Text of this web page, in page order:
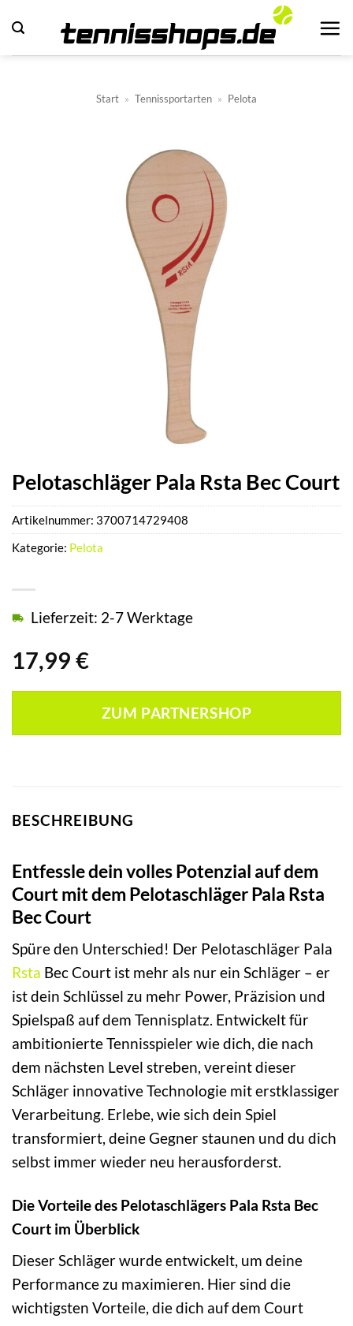
Inhalt
springen
Start » Tennissportarten » Pelota
Pelotaschläger Pala Rsta Bec Court
17,99 €
Lieferzeit: 2-7 Werktage
ZUM PARTNERSHOP
Artikelnummer: 3700714729408
Kategorie: Pelota
BESCHREIBUNG
Entfessle dein volles Potenzial auf dem
Court mit dem Pelotaschläger Pala Rsta
Bec Court
Spüre den Unterschied! Der Pelotaschläger Pala
Rsta Bec Court ist mehr als nur ein Schläger – er
ist dein Schlüssel zu mehr Power, Präzision und
Spielspaß auf dem Tennisplatz. Entwickelt für
ambitionierte Tennisspieler wie dich, die nach
dem nächsten Level streben, vereint dieser
Schläger innovative Technologie mit erstklassiger
Verarbeitung. Erlebe, wie sich dein Spiel
transformiert, deine Gegner staunen und du dich
selbst immer wieder neu herausforderst.
Die Vorteile des Pelotaschlägers Pala Rsta Bec
Court im Überblick
Dieser Schläger wurde entwickelt, um deine
Performance zu maximieren. Hier sind die
wichtigsten Vorteile, die dich auf dem Court